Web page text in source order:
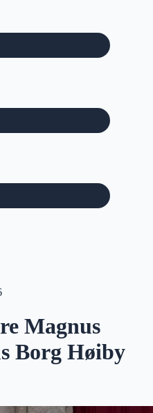
Magnus
Borg Høiby